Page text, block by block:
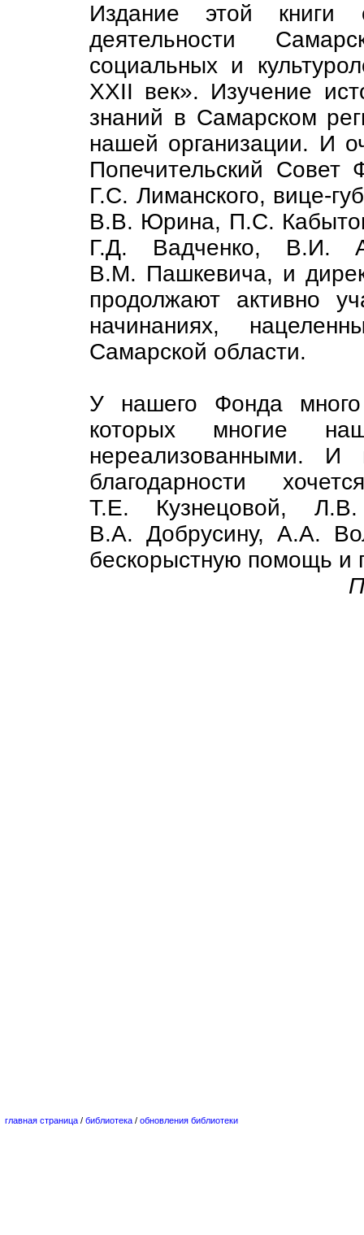
Издание этой книги
деятельности
социальных и
XXII век». Изучение
знаний в Самарском
нашей организации. И
Попечительский
Г.С. Лиманского, вице-
В.В. Юрина, П.С.
Г.Д. Вадченко, В.И.
В.М. Пашкевича, и
продолжают активно
начинаниях,
Самарской области.
У нашего Фонда много
которых многие
нереализованными.
благодарности
Т.Е. Кузнецовой,
В.А. Добрусину, А.А.
бескорыстную помощь и
главная страница / библиотека / обновления библиотеки